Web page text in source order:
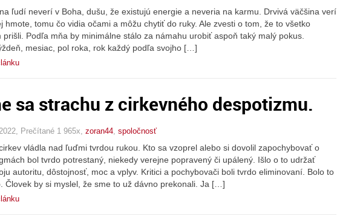
ľudí neverí v Boha, dušu, že existujú energie a neveria na karmu. Drvivá väčšina verí
hmote, tomu čo vidia očami a môžu chytiť do ruky. Ale zvesti o tom, že to všetko
prišli. Podľa mňa by minimálne stálo za námahu urobiť aspoň taký malý pokus.
mesiac, pol roka, rok každý podľa svojho […]
sa strachu z cirkevného despotizmu.
Prečítané 1 965x, zoran44, spoločnosť
vládla nad ľuďmi tvrdou rukou. Kto sa vzoprel alebo si dovolil zapochybovať o
bol tvrdo potrestaný, niekedy verejne popravený či upálený. Išlo o to udržať
autoritu, dôstojnosť, moc a vplyv. Kritici a pochybovači boli tvrdo eliminovaní. Bolo to
Človek by si myslel, že sme to už dávno prekonali. Ja […]